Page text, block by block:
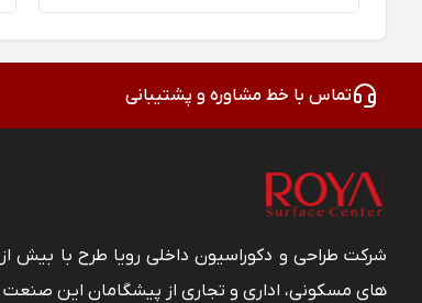
تماس با خط مشاوره و پشتیبانی
شرکت طراحی و دکوراسیون داخلی رویا طرح با
های مسکونی، اداری و تجاری از پیشگامان این